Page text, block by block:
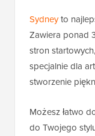
Sydneyto
Zawiera ponad
stron
specjalnie dla
stworzenie
Możesz łatwo
do Twojego